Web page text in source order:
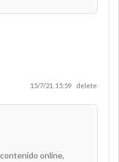
15/7/21, 15:59 delete
online,